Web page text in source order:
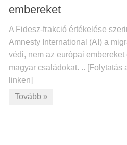
embereket
A Fidesz-frakció értékelése
Amnesty International (AI) a
védi, nem az európai embereket
magyar családokat. .. [Folytatás
linken]
Tovább »